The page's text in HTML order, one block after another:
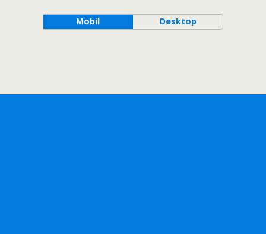
Mobil Desktop